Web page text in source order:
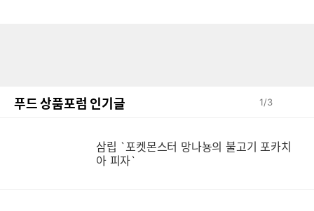
푸드 상품포럼 인기글 1/3
삼립 `포켓몬스터 망나뇽의 불고기 포카치
아 피자`